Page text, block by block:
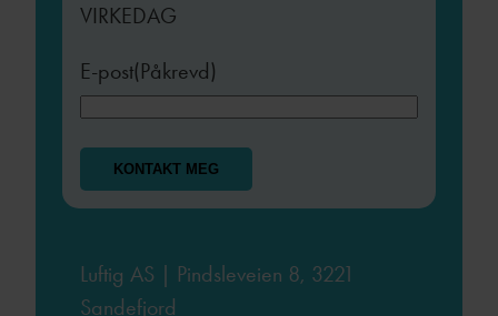
VIRKEDAG
E-post(Påkrevd)
Luftig AS | Pindsleveien 8, 3221
Sandefjord